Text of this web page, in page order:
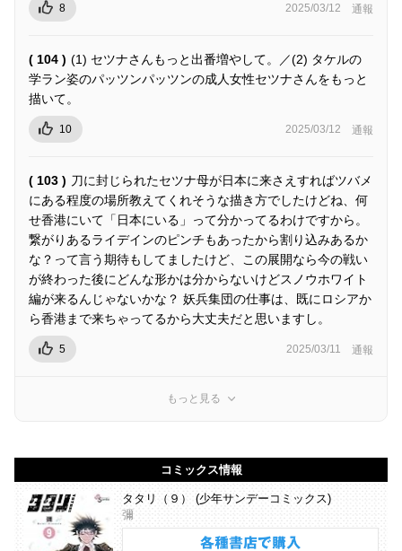
8 2025/03/12 通報
( 104 ) (1) セツナさんもっと出番増やして。／(2) タケルの
学ラン姿のパッツンパッツンの成人女性セツナさんをもっと
描いて。
10 2025/03/12 通報
( 103 ) 刀に封じられたセツナ母が日本に来さえすればツバメ
にある程度の場所教えてくれそうな描き方でしたけどね、何
せ香港にいて「日本にいる」って分かってるわけですから。
繋がりあるライデインのピンチもあったから割り込みあるか
な？って言う期待もしてましたけど、この展開なら今の戦い
が終わった後にどんな形かは分からないけどスノウホワイト
編が来るんじゃないかな？ 妖兵集団の仕事は、既にロシアか
ら香港まで来ちゃってるから大丈夫だと思いますし。
5 2025/03/11 通報
もっと見る
コミックス情報
タタリ（９） (少年サンデーコミックス)
彌